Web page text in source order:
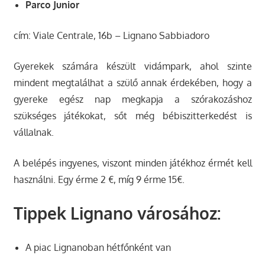
Parco Junior
cím: Viale Centrale, 16b – Lignano Sabbiadoro
Gyerekek számára készült vidámpark, ahol szinte
mindent megtalálhat a szülő annak érdekében, hogy a
gyereke egész nap megkapja a szórakozáshoz
szükséges játékokat, sőt még bébiszitterkedést is
vállalnak.
A belépés ingyenes, viszont minden játékhoz érmét kell
használni. Egy érme 2 €, míg 9 érme 15€.
Tippek Lignano városához:
A piac Lignanoban hétfőnként van